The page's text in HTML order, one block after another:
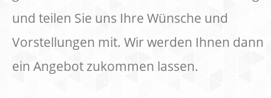
und teilen Sie uns Ihre Wünsche und
Vorstellungen mit. Wir werden Ihnen dann
ein Angebot zukommen lassen.